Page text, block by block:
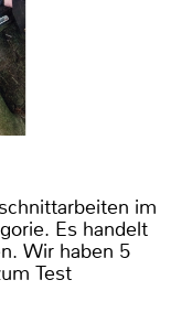
im
Es handelt
Wir haben 5
Test